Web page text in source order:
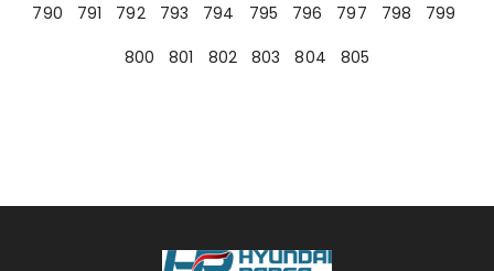
790
791 792 793 794 795 796 797 798
799
800
801 802 803 804 805